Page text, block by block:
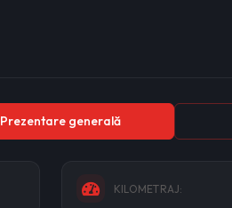
Prezentare generală
KILOMETRAJ: